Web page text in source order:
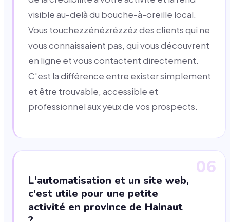
visible au-delà du bouche-à-oreille local.
Vous touchezzénézrézzéz des clients qui ne
vous connaissaient pas, qui vous découvrent
en ligne et vous contactent directement.
C'est la différence entre exister simplement
et être trouvable, accessible et
professionnel aux yeux de vos prospects.
06
L'automatisation et un site web,
c'est utile pour une petite
activité en province de Hainaut